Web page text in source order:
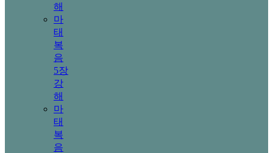
해
마
태
복
음
5장
강
해
마
태
복
음